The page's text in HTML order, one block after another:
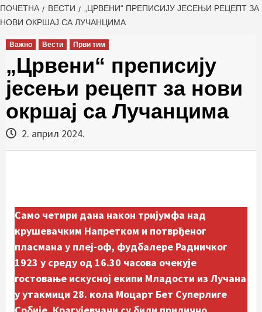
ПОЧЕТНА ВЕСТИ
„ЦРВЕНИ“ ПРЕПИСИЈУ ЈЕСЕЊИ РЕЦЕПТ ЗА
НОВИ ОКРШАЈ СА ЛУЧАНЦИМА
Важно Вести Први тим
„Црвени“ преписију
јесењи рецепт за нови
окршај са Лучанцима
2. април 2024.
Само четири дана након тријумфа над
крушевачким Напретком и потврђеног
пласмана у плеј-оф, фудбалере Радничког
1923 у среду од 16.30 часова очекује
гостовање искусној екипи Младости из Лучана
у утакмици 28. кола Моцарт Бет Суперлиге